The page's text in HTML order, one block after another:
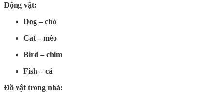
Động vật:
Dog – chó
Cat – mèo
Bird – chim
Fish – cá
Đồ vật trong nhà: